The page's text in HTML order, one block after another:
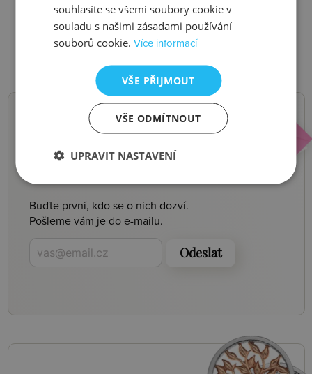
Zjistit více Zjistit více
NOVINKY,
SLEVY, AKCE
Buďte první, kdo se o nich dozví.
Pošleme vám je do e-mailu.
Odeslat
souhlasíte se všemi soubory cookie v
souladu s našimi zásadami používání
souborů cookie.Více informací
VŠE PŘIJMOUT
VŠE ODMÍTNOUT
UPRAVIT NASTAVENÍ